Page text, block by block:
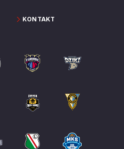
KONTAKT